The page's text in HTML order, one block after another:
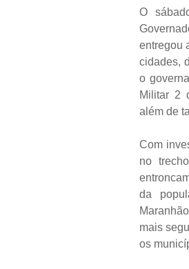
O
entregou
cidades,
o
Militar 2
além de
Com
no
da
mais
os